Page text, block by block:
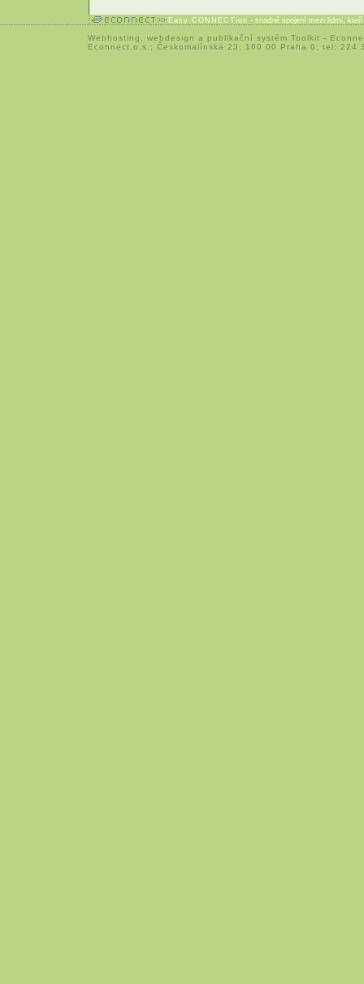
Easy CONNECTion - snadné spojení mezi lidmi,
Webhosting webdesign a publikační systém Toolkit -
Econnect,o.s.; Českomalínská 23; 160 00 Praha 6; tel: 224